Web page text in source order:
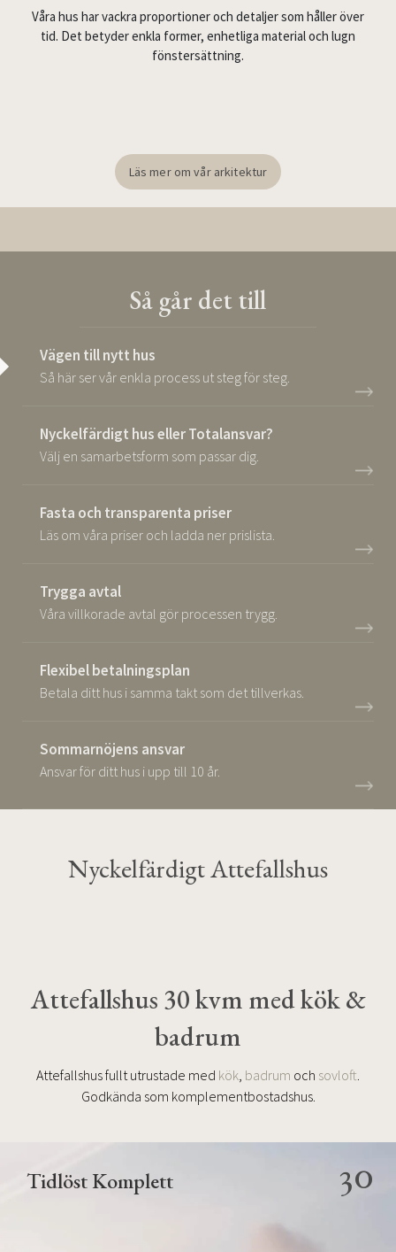
Våra hus har vackra proportioner och detaljer som håller över
tid. Det betyder enkla former, enhetliga material och lugn
fönstersättning.
Läs mer om vår arkitektur
Så går det till
Vägen till nytt hus
Så här ser vår enkla process ut steg för steg.
Nyckelfärdigt hus eller Totalansvar?
Välj en samarbetsform som passar dig.
Fasta och transparenta priser
Läs om våra priser och ladda ner prislista.
Trygga avtal
Våra villkorade avtal gör processen trygg.
Flexibel betalningsplan
Betala ditt hus i samma takt som det tillverkas.
Sommarnöjens ansvar
Ansvar för ditt hus i upp till 10 år.
Nyckelfärdigt Attefallshus
Attefallshus 30 kvm med kök &
badrum
Attefallshus fullt utrustade med kök, badrum och sovloft.
Godkända som komplementbostadshus.
Tidlöst Komplett 30